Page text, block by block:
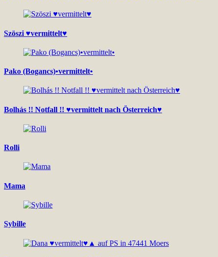
Szöszi ♥vermittelt♥
Pako (Bogancs)•vermittelt•
Bolhás !! Notfall !! ♥vermittelt nach Österreich♥
Rolli
Mama
Sybille